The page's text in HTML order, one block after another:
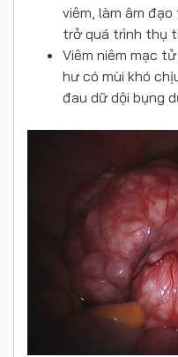
viêm, làm âm
trở quá trình thụ
Viêm niêm mạc
hư có mùi khó
đau dữ dội bụng